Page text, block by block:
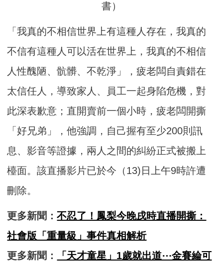
書）
「我真的不相信世界上有這種人存在，我真的
不信有這種人可以活在世界上，我真的不相信
人性醜陋、骯髒、不乾淨」，疲老闆自責錯在
太信任人，導致家人、員工一起身陷危機，對
此深表歉意；直開賣前一個小時，疲老闆開撕
「好兄弟」，他強調，自己握有至少200則訊
息、影音等證據，兩人之間的糾紛正式被搬上
檯面。該直播影片已於今（13)日上午9時許遭
刪除。
更多新聞：不忍了！鳳梨今晚戌時直播開撕：
社會版「重量級」事件真相解析
更多新聞：
「天才童星」1歲就出道⋯金賽綸可